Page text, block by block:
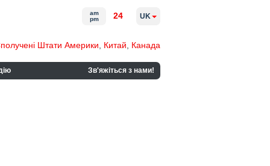
Штати Америки Китай Канада
Зв'яжіться з нами!
am
pm
24 UK